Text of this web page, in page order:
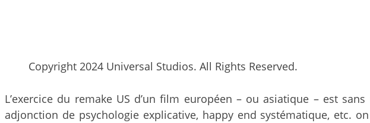
Copyright 2024 Universal Studios. All Rights Reserved.
L’exercice du remake US d’un film européen – ou asiatique – est
adjonction de psychologie explicative, happy end systématique, etc.